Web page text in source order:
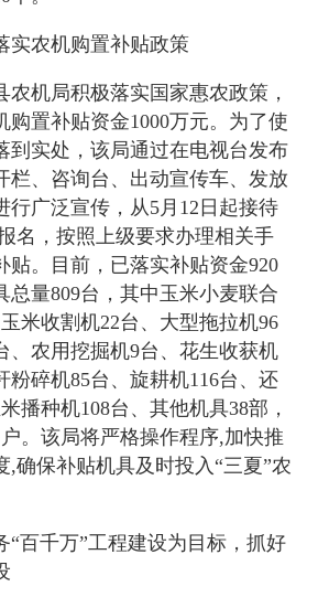
实农机购置补贴政策
农机局积极落实国家惠农政策，
购置补贴资金1000万元。为了使
到实处，该局通过在电视台发布
栏、咨询台、出动宣传车、发放
行广泛宣传，从5月12日起接待
名，按照上级要求办理相关手
贴。目前，已落实补贴资金920
总量809台，其中玉米小麦联合
米收割机22台、大型拖拉机96
、农用挖掘机9台、花生收获机
粉碎机85台、旋耕机116台、还
播种机108台、其他机具38部，
。该局将严格操作程序,加快推
,确保补贴机具及时投入“三夏”农
“百千万”工程建设为目标，抓好